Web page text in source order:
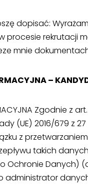
dopisać:
procesie rekrutacji
mnie
–
Zgodnie z
(UE) 2016/679 z
z
takich
Ochronie Danych)
administrator